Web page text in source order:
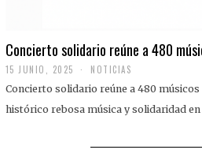
Concierto solidario reúne a 480
15 JUNIO, 2025 NOTICIAS
Concierto solidario reúne a 480 músicos
histórico rebosa música y solidaridad en